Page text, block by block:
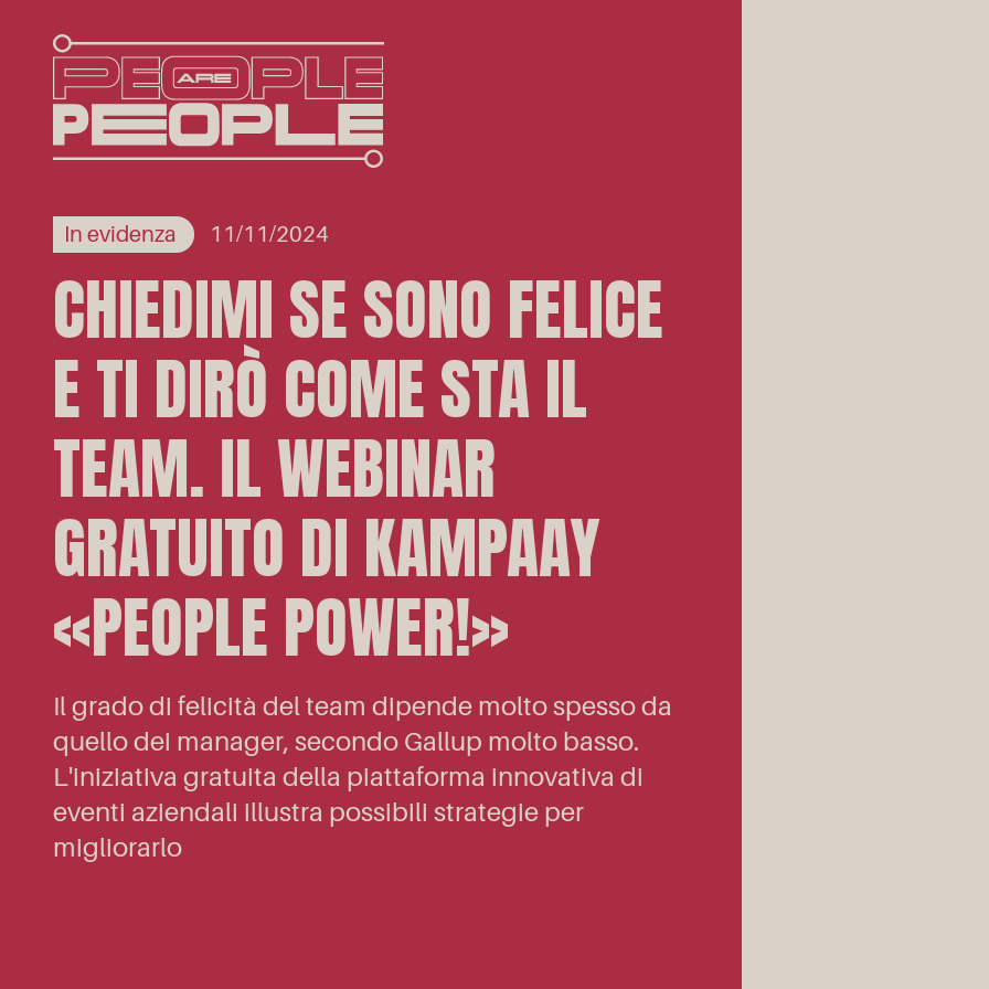
In evidenza 11/11/2024
CHIEDIMI SE SONO FELICE
E TI DIRÒ COME STA IL
TEAM. IL WEBINAR
GRATUITO DI KAMPAAY
«PEOPLE POWER!»
Il grado di felicità del team dipende molto spesso da
quello dei manager, secondo Gallup molto basso.
L'iniziativa gratuita della piattaforma innovativa di
eventi aziendali illustra possibili strategie per
migliorarlo